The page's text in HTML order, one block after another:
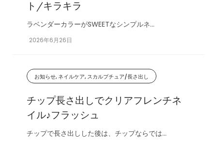
ト/キラキラ
ラベンダーカラーがSWEETなシンプルネ...
2026年6月26日
お知らせ, ネイルケア, スカルプチュア/長さ出し
チップ長さ出しでクリアフレンチネ
イル♪フラッシュ
チップで長さ出しした後は、チップならでは...